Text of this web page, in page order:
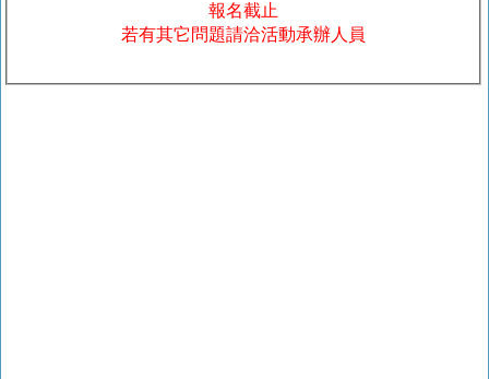
報名截止
若有其它問題請洽活動承辦人員